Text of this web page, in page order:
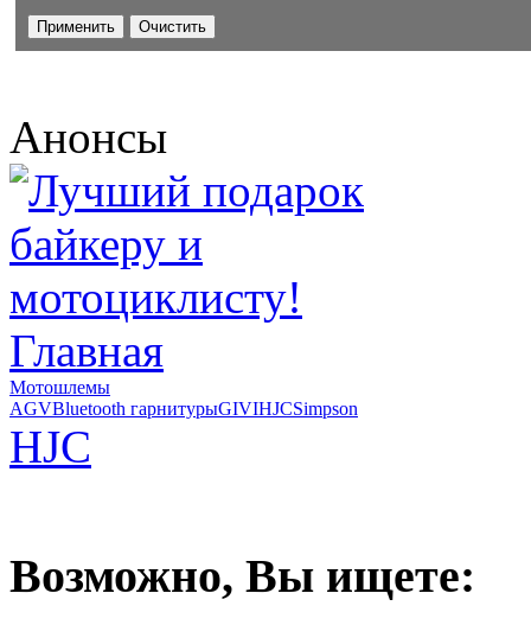
Анонсы
Главная
Мотошлемы
AGVBluetooth гарнитурыGIVIHJCSimpson
HJC
Возможно, Вы ищете: